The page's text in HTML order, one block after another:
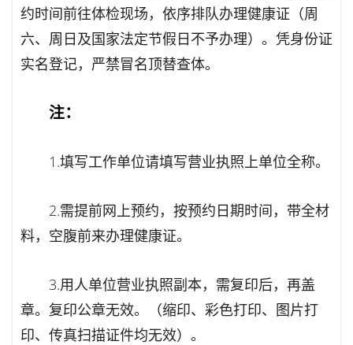
约时间前往体检现场，依序排队办理健康证（周
六、周日及国家法定节假日不予办理）。凭身份证
实名登记，严禁冒名顶替查体。
注：
1.填写工作单位请填写营业执照上单位全称。
2.需提前网上预约，按预约日期时间，带全材
料，空腹前来办理健康证。
3.用人单位营业执照副本，需复印后，再盖
章。复印公章无效。（缩印、彩色打印、图片打
印、传真扫描证件均无效）。